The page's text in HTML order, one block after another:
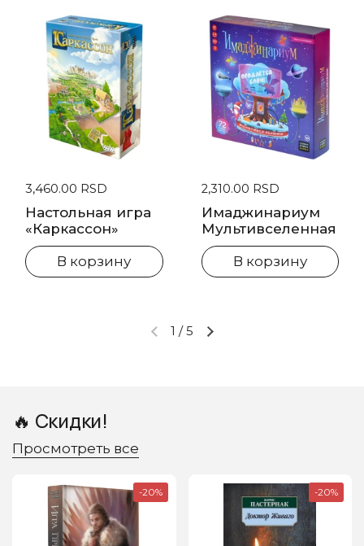
Стандартная цена
3,460.00 RSD
Настольная игра
«Каркассон»
В корзину
Стандартная цена
2,310.00 RSD
Имаджинариум
Мультивселенная
В корзину
Предыдущий слайд
Следующий слайд
1 / 5
🔥 Скидки!
Просмотреть все
-20% -20%